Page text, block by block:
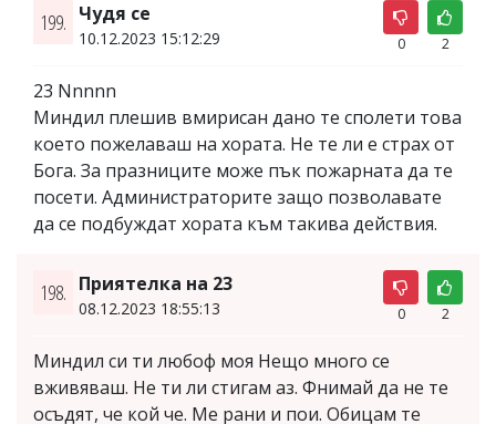
199. Чудя се
10.12.2023 15:12:29 0 2
23 Nnnnn
Миндил плешив вмирисан дано те сполети това
което пожелаваш на хората. Не те ли е страх от
Бога. За празниците може пък пожарната да те
посети. Администраторите защо позволавате
да се подбуждат хората към такива действия.
198. Приятелка на 23
08.12.2023 18:55:13 0 2
Миндил си ти любоф моя Нещо много се
вживяваш. Не ти ли стигам аз. Фнимай да не те
осъдят, че кой че. Ме рани и пои. Обицам те